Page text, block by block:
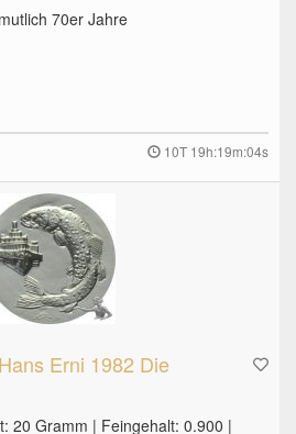
70er Jahre
10T 19h:19m:03s
Erni 1982 Die
20 Gramm | Feingehalt: 0.900 |